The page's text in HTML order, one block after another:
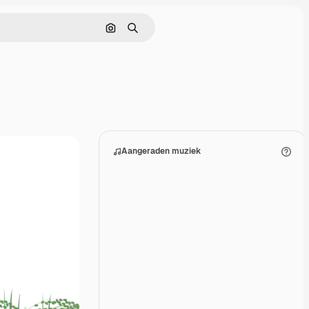
Zoeken op afbeelding
Zoeken
Aangeraden muziek